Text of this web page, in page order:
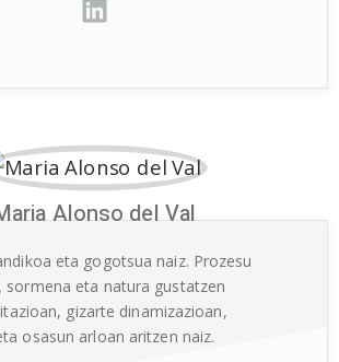
Alonso del Val
eta gogotsua naiz. Prozesu
sormena eta natura gustatzen
gizarte dinamizazioan,
osasun arloan aritzen naiz.